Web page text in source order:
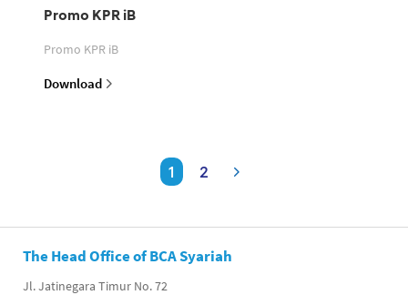
Promo KPR iB
Promo KPR iB
Download
1 2
The Head Office of BCA Syariah
Jl. Jatinegara Timur No. 72